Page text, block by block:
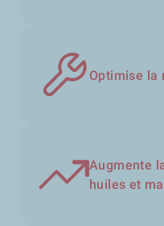
Optimise la
Augmente
huiles et